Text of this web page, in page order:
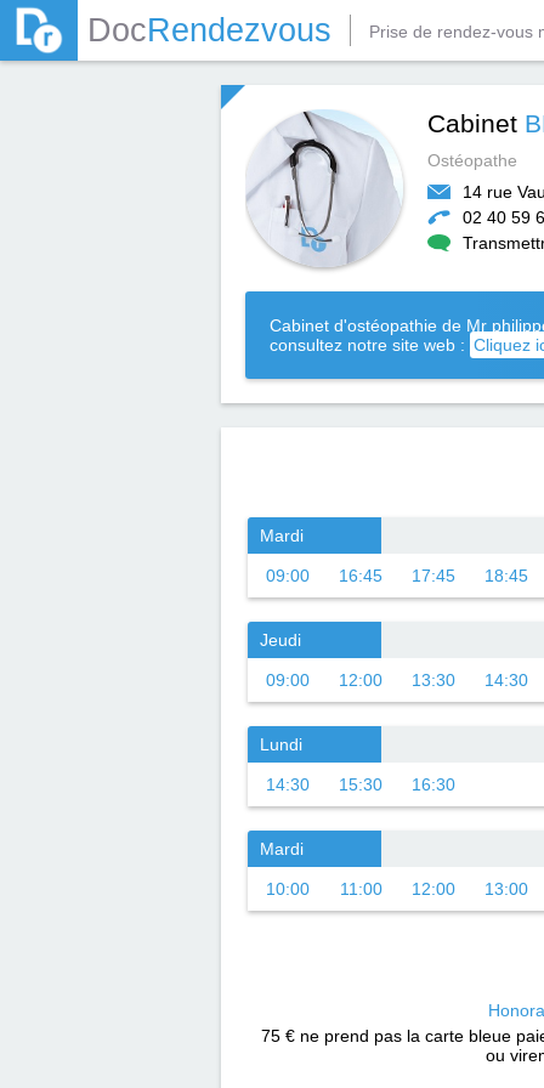
DocRendezvous Prise de rendez-vous
Cabinet
Ostéopathe
14 rue
02 40 59
Cabinet d'ostéopathie de Mr
consultez notre site web : Cliquez
Mardi
09:00 16:45 17:45 18:45
Jeudi
09:00 12:00 13:30 14:30
Lundi
14:30 15:30 16:30
Mardi
10:00 11:00 12:00 13:00
75 € ne prend pas la carte bleue
ou